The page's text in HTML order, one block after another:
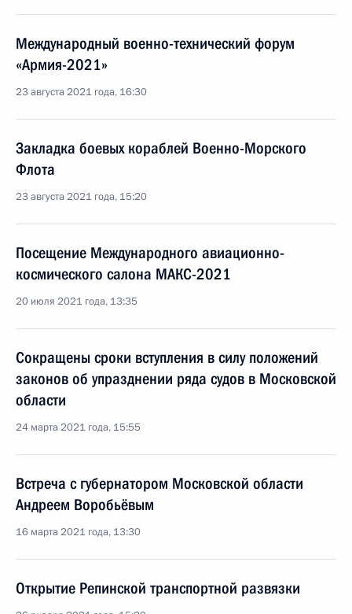
Международный военно-технический форум
«Армия-2021»
23 августа 2021 года, 16:30
Закладка боевых кораблей Военно-Морского
Флота
23 августа 2021 года, 15:20
Посещение Международного авиационно-
космического салона МАКС-2021
20 июля 2021 года, 13:35
Сокращены сроки вступления в силу положений
законов об упразднении ряда судов в Московской
области
24 марта 2021 года, 15:55
Встреча с губернатором Московской области
Андреем Воробьёвым
16 марта 2021 года, 13:30
Открытие Репинской транспортной развязки